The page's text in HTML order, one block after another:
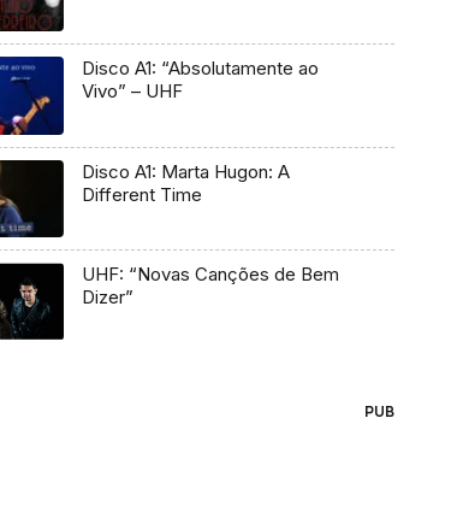
Disco A1: “Absolutamente ao
Vivo” – UHF
Disco A1: Marta Hugon: A
Different Time
UHF: “Novas Canções de Bem
Dizer”
PUB